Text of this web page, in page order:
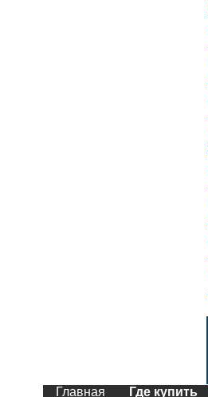
Главная Где купить